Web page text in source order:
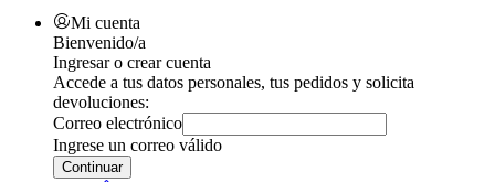
Mi cuenta
Bienvenido/a
Ingresar o crear cuenta
Accede a tus datos personales, tus pedidos y solicita
devoluciones:
Correo electrónico
Ingrese un correo válido
Continuar